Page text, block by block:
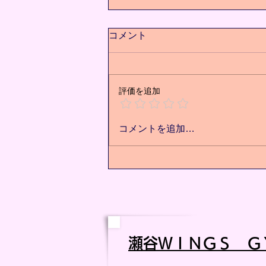
痩せた先にある未来⭐️
コメント
評価を追加
コメントを追加…
瀬谷ＷＩ ＮＧＳ Ｇ